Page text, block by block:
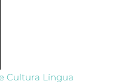
Cultura Língua